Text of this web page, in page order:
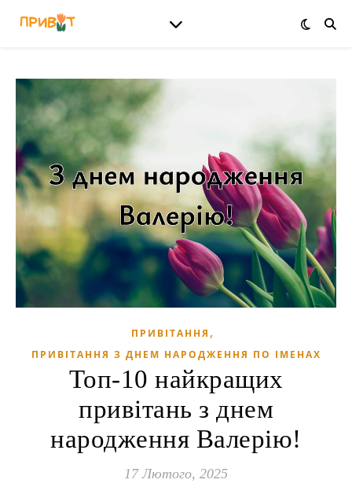
ПРИВІТАННЯ ,
ПРИВІТАННЯ З ДНЕМ НАРОДЖЕННЯ ПО ІМЕНАХ
Топ-10 найкращих
привітань з днем
народження Валерію!
17 Лютого, 2025